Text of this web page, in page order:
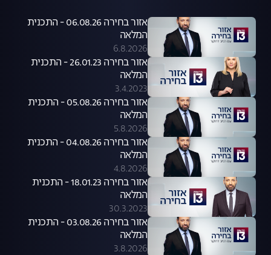
אזור בחירה 06.08.26 - התכנית
המלאה
6.8.2026
אזור בחירה 26.01.23 - התכנית
המלאה
3.4.2023
אזור בחירה 05.08.26 - התכנית
המלאה
5.8.2026
אזור בחירה 04.08.26 - התכנית
המלאה
4.8.2026
אזור בחירה 18.01.23 - התכנית
המלאה
30.3.2023
אזור בחירה 03.08.26 - התכנית
המלאה
3.8.2026